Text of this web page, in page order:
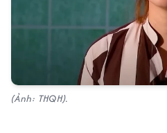
(Ảnh: THQH).